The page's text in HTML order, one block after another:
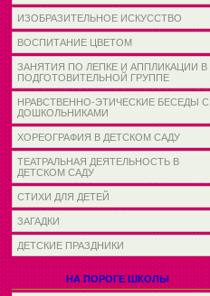
ИЗОБРАЗИТЕЛЬНОЕ ИСКУССТВО
ВОСПИТАНИЕ ЦВЕТОМ
ЗАНЯТИЯ ПО ЛЕПКЕ И АППЛИКАЦИИ В
ПОДГОТОВИТЕЛЬНОЙ ГРУППЕ
НРАВСТВЕННО-ЭТИЧЕСКИЕ БЕСЕДЫ С
ДОШКОЛЬНИКАМИ
ХОРЕОГРАФИЯ В ДЕТСКОМ САДУ
ТЕАТРАЛЬНАЯ ДЕЯТЕЛЬНОСТЬ В
ДЕТСКОМ САДУ
СТИХИ ДЛЯ ДЕТЕЙ
ЗАГАДКИ
ДЕТСКИЕ ПРАЗДНИКИ
НА ПОРОГЕ ШКОЛЫ